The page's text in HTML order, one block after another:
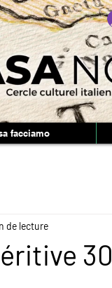
facciamo
de lecture